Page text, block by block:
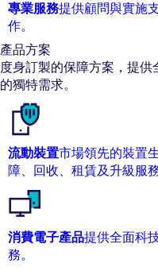
專業服務提供顧問與實施
作。
產品方案
度身訂製的保障方案，提
的獨特需求。
流動裝置市場領先的裝置
障、回收、租賃及升級服
消費電子產品提供全面科
務。